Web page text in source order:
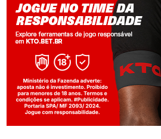
Jogue com responsabilidade. 18+